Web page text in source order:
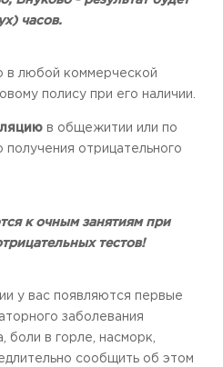
часов.
в любой коммерческой
полису при его наличии.
в общежитии или по
получения отрицательного
к очным занятиям при
тестов!
у вас появляются первые
заболевания
в горле, насморк,
сообщить об этом